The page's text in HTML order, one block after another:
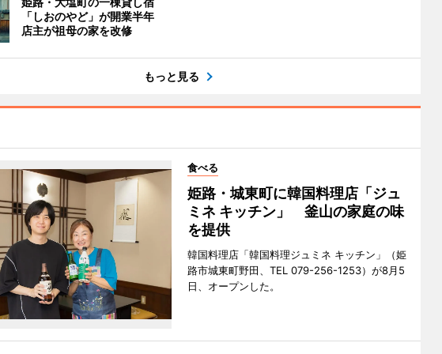
「しおのやど」が開業半年
店主が祖母の家を改修
もっと見る
食べる
姫路・城東町に韓国料理店「ジュ
ミネ キッチン」 釜山の家庭の味
を提供
韓国料理店「韓国料理ジュミネ キッチン」（姫
路市城東町野田、TEL 079-256-1253）が8月5
日、オープンした。